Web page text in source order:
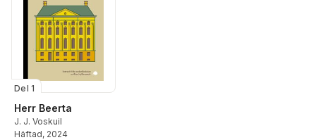
Del 1
Herr Beerta
J. J. Voskuil
Häftad, 2024